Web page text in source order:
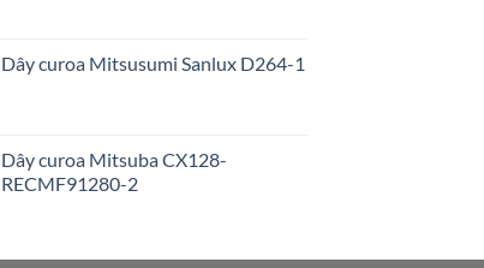
Dây curoa Mitsusumi Sanlux D264-1
Dây curoa Mitsuba CX128-
RECMF91280-2